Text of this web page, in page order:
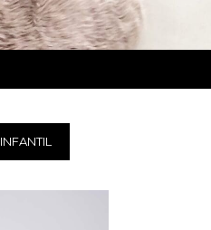
INFANTIL